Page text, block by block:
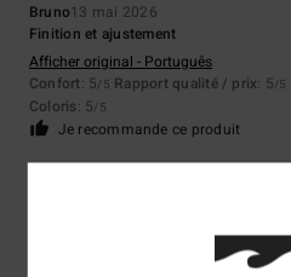
Bruno13 mai 2026
Finition et ajustement
Afficher original - Português
Confort: 5/5 Rapport qualité / prix: 5/5
Coloris: 5/5
Je recommande ce produit